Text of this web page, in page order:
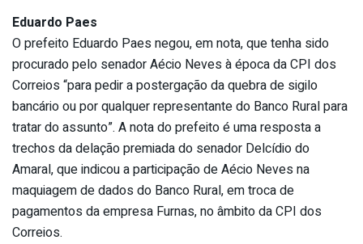
Eduardo Paes
O prefeito Eduardo Paes negou, em nota, que tenha sido
procurado pelo senador Aécio Neves à época da CPI dos
Correios “para pedir a postergação da quebra de sigilo
bancário ou por qualquer representante do Banco Rural para
tratar do assunto”. A nota do prefeito é uma resposta a
trechos da delação premiada do senador Delcídio do
Amaral, que indicou a participação de Aécio Neves na
maquiagem de dados do Banco Rural, em troca de
pagamentos da empresa Furnas, no âmbito da CPI dos
Correios.